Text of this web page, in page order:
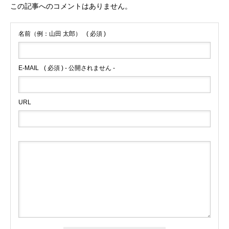
この記事へのコメントはありません。
名前（例：山田 太郎） ( 必須 )
E-MAIL ( 必須 ) - 公開されません -
URL